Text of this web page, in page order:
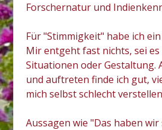
Forschernatur und
Für "Stimmigkeit" habe ich
Mir entgeht fast nichts, sei
Situationen oder Gestaltung.
und auftreten finde ich gut,
mich selbst schlecht
Aussagen wie "Das haben